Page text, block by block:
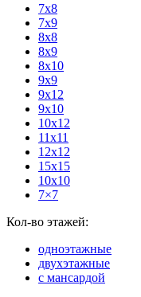
7x8
7x9
8x8
8x9
8x10
9x9
9x12
9x10
10х12
11х11
12х12
15х15
10х10
7×7
Кол-во этажей:
одноэтажные
двухэтажные
с мансардой